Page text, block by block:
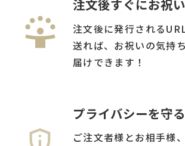
注文後すぐにお祝
注文後に発行される
送れば、お祝いの気持
届けできます！
プライバシーを守
ご注文者様とお相手様